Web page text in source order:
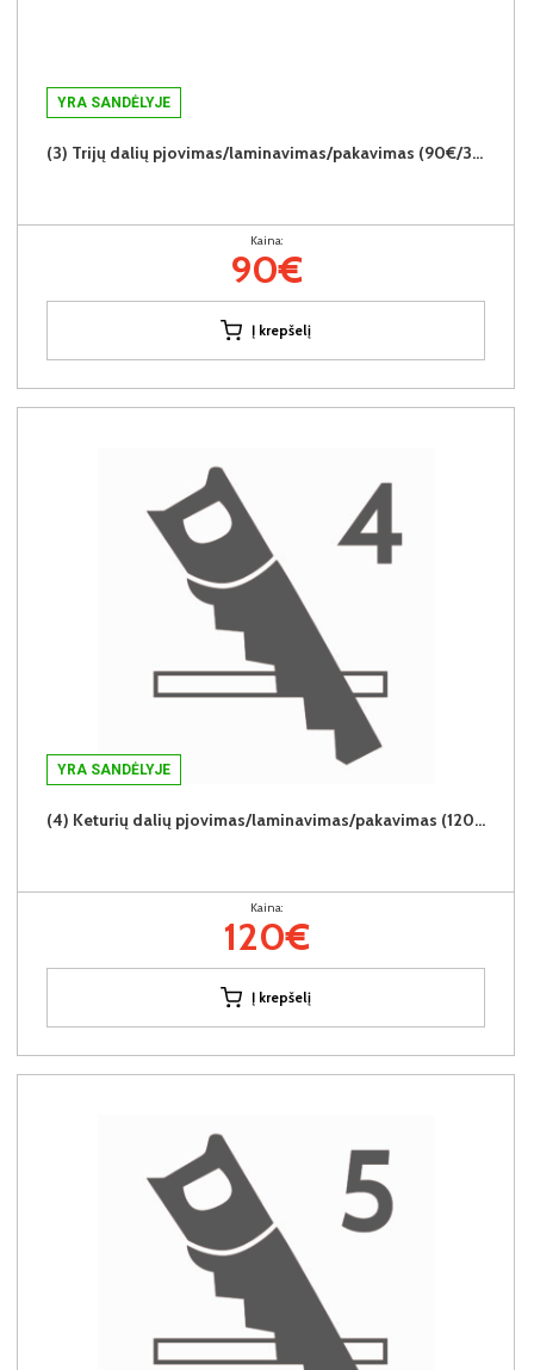
YRA SANDĖLYJE
(3) Trijų dalių pjovimas/laminavimas/pakavimas (90€/3vnt.)
Kaina:
90€
Į krepšelį
YRA SANDĖLYJE
(4) Keturių dalių pjovimas/laminavimas/pakavimas (120€/4vnt.)
Kaina:
120€
Į krepšelį